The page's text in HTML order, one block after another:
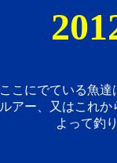
ここにでている魚
ルアー、又はこれ
よって釣